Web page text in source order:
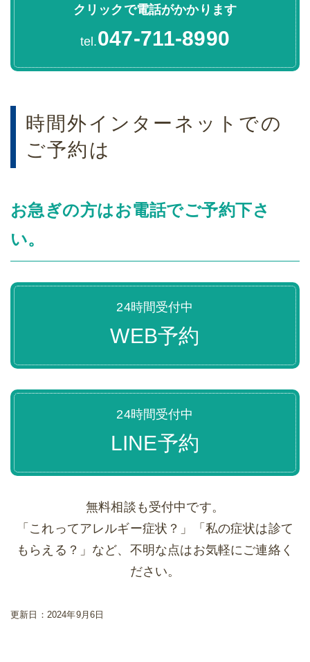
クリックで電話がかかります
tel.047-711-8990
時間外インターネットでの
ご予約は
お急ぎの方はお電話でご予約下さ
い。
24時間受付中
WEB予約
24時間受付中
LINE予約
無料相談も受付中です。
「これってアレルギー症状？」「私の症状は診て
もらえる？」など、不明な点はお気軽にご連絡く
ださい。
更新日： 2024年9月6日